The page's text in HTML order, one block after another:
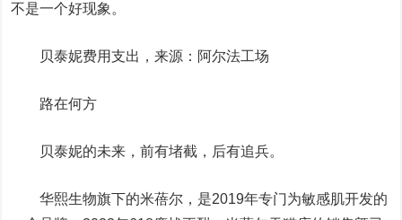
不是一个好现象。
贝泰妮费用支出，来源：阿尔法工场
路在何方
贝泰妮的未来，前有堵截，后有追兵。
华熙生物旗下的米蓓尔，是2019年专门为敏感肌开发的